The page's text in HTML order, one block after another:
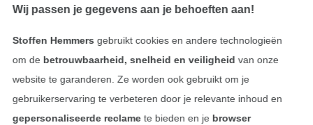
Colofon
Algemene voorwaarden
Wissel naar de Duitse shop
Wij passen je gegevens aan je behoeften aan!
Stoffen Hemmers gebruikt cookies en andere technologieën
om de betrouwbaarheid, snelheid en veiligheid van onze
website te garanderen. Ze worden ook gebruikt om je
gebruikerservaring te verbeteren door je relevante inhoud en
gepersonaliseerde reclamete bieden en je browser